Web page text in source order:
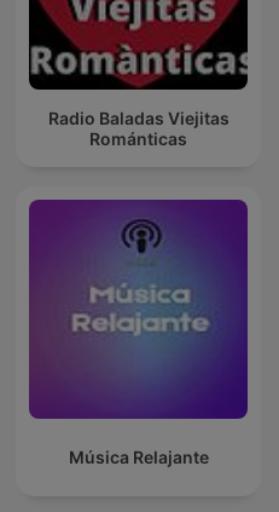
Radio Baladas Viejitas
Románticas
Música Relajante